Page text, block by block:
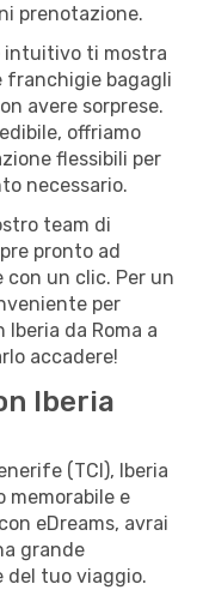
prenotazione.
intuitivo ti mostra
bagagli
avere sorprese.
offriamo
flessibili per
necessario.
team di
pronto ad
un clic. Per un
per
da Roma a
accadere!
Iberia
(TCI), Iberia
memorabile e
eDreams, avrai
grande
del tuo viaggio.